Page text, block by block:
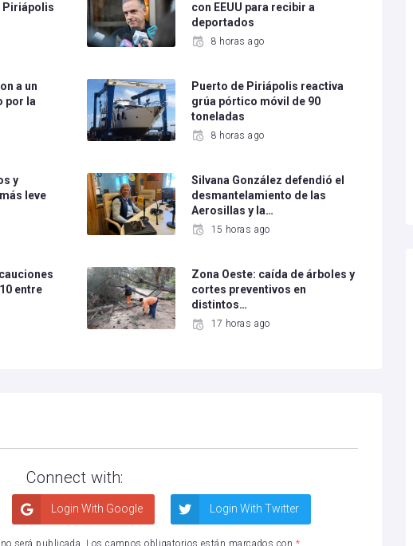
Piriápolis
con EEUU para recibir a
deportados
8 horas ago
a un
por la
Puerto de Piriápolis reactiva
grúa pórtico móvil de 90
toneladas
8 horas ago
y
leve
Silvana González defendió el
desmantelamiento de las
Aerosillas y la…
15 horas ago
entre
Zona Oeste: caída de árboles y
cortes preventivos en
distintos…
17 horas ago
Connect with:
Login With Google Login With Twitter
será publicada. Los campos obligatorios están marcados con *